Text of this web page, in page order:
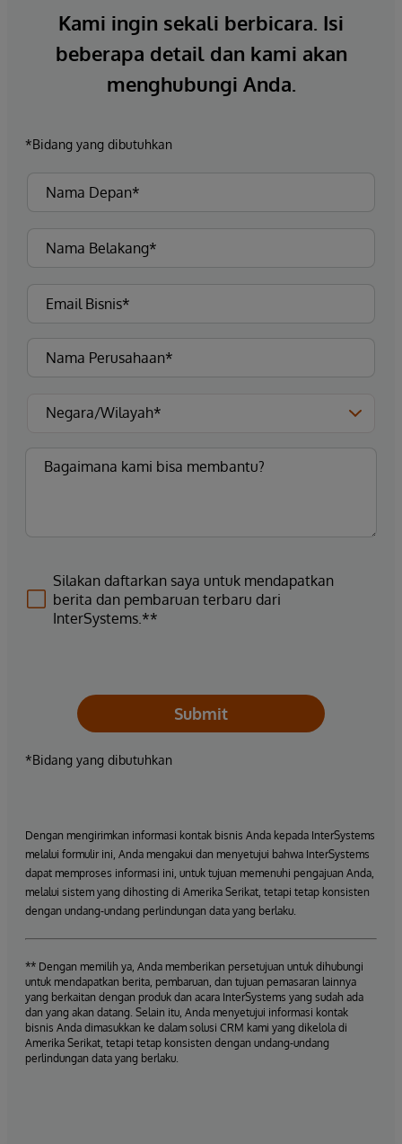
Kami ingin sekali berbicara. Isi
beberapa detail dan kami akan
menghubungi Anda.
*Bidang yang dibutuhkan
Silakan daftarkan saya untuk mendapatkan
berita dan pembaruan terbaru dari
InterSystems.**
Submit
*Bidang yang dibutuhkan
Dengan mengirimkan informasi kontak bisnis Anda kepada InterSystems
melalui formulir ini, Anda mengakui dan menyetujui bahwa InterSystems
dapat memproses informasi ini, untuk tujuan memenuhi pengajuan Anda,
melalui sistem yang dihosting di Amerika Serikat, tetapi tetap konsisten
dengan undang-undang perlindungan data yang berlaku.
** Dengan memilih ya, Anda memberikan persetujuan untuk dihubungi
untuk mendapatkan berita, pembaruan, dan tujuan pemasaran lainnya
yang berkaitan dengan produk dan acara InterSystems yang sudah ada
dan yang akan datang. Selain itu, Anda menyetujui informasi kontak
bisnis Anda dimasukkan ke dalam solusi CRM kami yang dikelola di
Amerika Serikat, tetapi tetap konsisten dengan undang-undang
perlindungan data yang berlaku.